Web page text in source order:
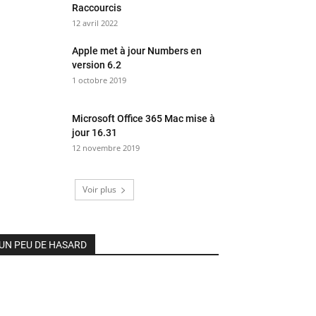
Raccourcis
12 avril 2022
Apple met à jour Numbers en
version 6.2
1 octobre 2019
Microsoft Office 365 Mac mise à
jour 16.31
12 novembre 2019
Voir plus
PEU DE HASARD